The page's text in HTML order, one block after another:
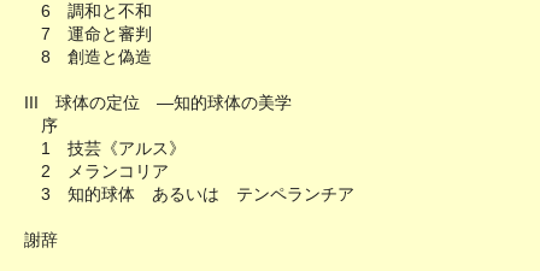
6 調和と不和
7 運命と審判
8 創造と偽造
III 球体の定位 ―知的球体の美学
序
1 技芸《アルス》
2 メランコリア
3 知的球体 あるいは テンペランチア
謝辞